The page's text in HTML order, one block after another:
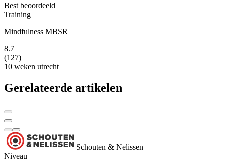
Best beoordeeld
Training
Mindfulness MBSR
8.7
(127)
10 weken utrecht
Gerelateerde artikelen
Schouten & Nelissen
Niveau